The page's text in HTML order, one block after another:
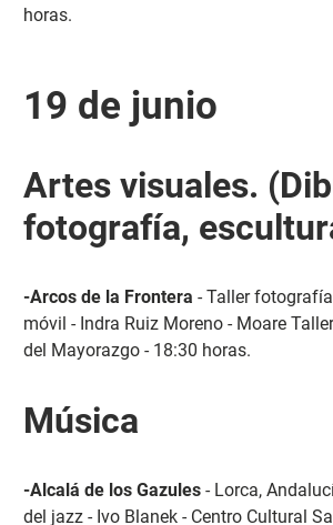
horas.
19 de junio
Artes visuales.
fotografía,
-Arcos de la Frontera - Taller
móvil - Indra Ruiz Moreno - Moare
del Mayorazgo - 18:30 horas.
Música
-Alcalá de los Gazules- Lorca,
del jazz - Ivo Blanek - Centro Cultural